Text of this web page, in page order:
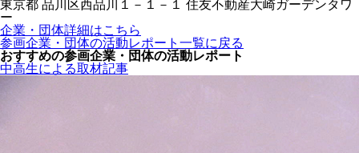
東京都 品川区西品川１－１－１ 住友不動産大崎ガーデンタワ
ー
企業・団体詳細はこちら
参画企業・団体の活動レポート一覧に戻る
おすすめの参画企業・団体の活動レポート
中高生による取材記事